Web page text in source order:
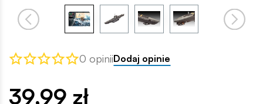
0 opiniiDodaj opinie
39,99 zł